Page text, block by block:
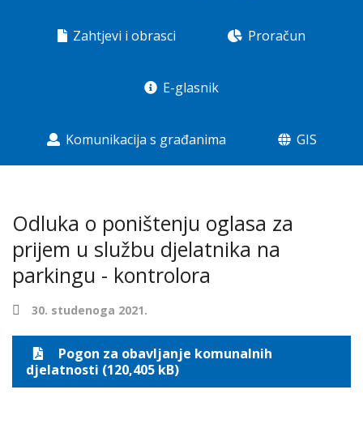
Zahtjevi i obrasci Proračun
E-glasnik
Komunikacija s građanima GIS
Odluka o poništenju oglasa za
prijem u službu djelatnika na
parkingu - kontrolora
30. studenoga 2021.
Pogon za obavljanje komunalnih
djelatnosti (120,405 kB)